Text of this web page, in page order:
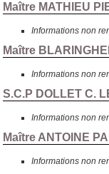
Maître MATHIEU
Informations non
Maître
Informations non
S.C.P DOLLET C.
Informations non
Maître ANTOINE
Informations non